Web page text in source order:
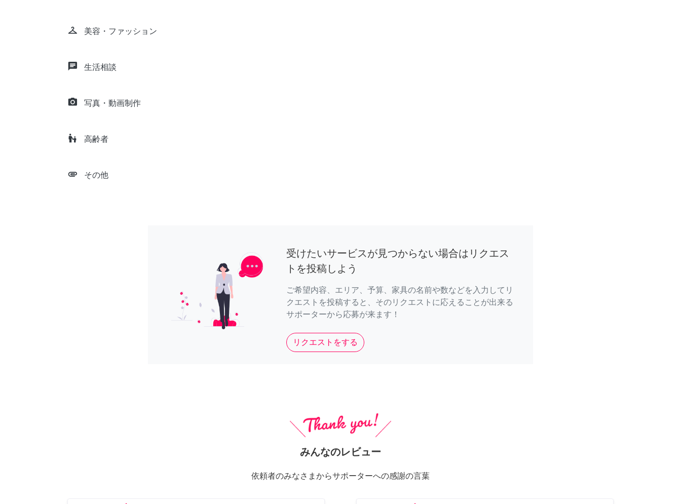
checkroom 美容・ファッション
chat 生活相談
camera_alt 写真・動画制作
escalator_warning 高齢者
attachment その他
受けたいサービスが見つからない場合はリクエス
トを投稿しよう
ご希望内容、エリア、予算、家具の名前や数などを入力してリ
クエストを投稿すると、そのリクエストに応えることが出来る
サポーターから応募が来ます！
リクエストをする
みんなのレビュー
依頼者のみなさまからサポーターへの感謝の言葉